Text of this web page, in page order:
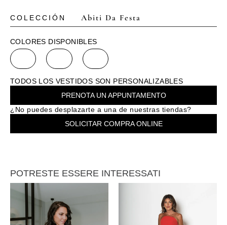
COLECCIÓN Abiti Da Festa
COLORES DISPONIBLES
TODOS LOS VESTIDOS SON PERSONALIZABLES
PRENOTA UN APPUNTAMENTO
¿No puedes desplazarte a una de nuestras tiendas?
SOLICITAR COMPRA ONLINE
POTRESTE ESSERE INTERESSATI